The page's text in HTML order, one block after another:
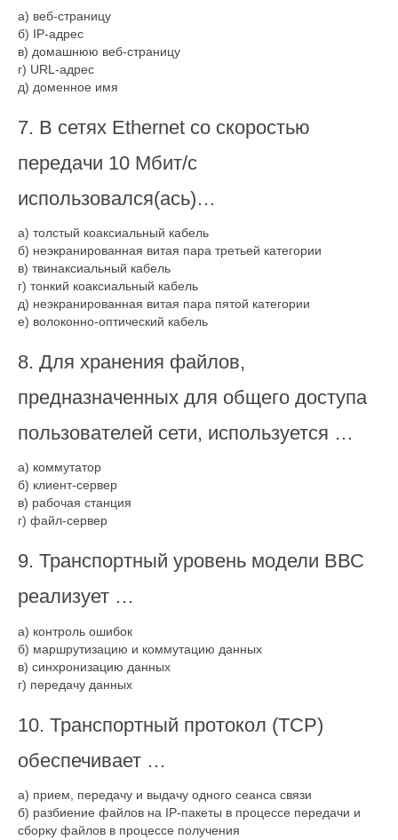
а) веб-страницу
б) IP-адрес
в) домашнюю веб-страницу
г) URL-адрес
д) доменное имя
7. В сетях Ethernet со скоростью
передачи 10 Мбит/с
использовался(ась)…
а) толстый коаксиальный кабель
б) неэкранированная витая пара третьей категории
в) твинаксиальный кабель
г) тонкий коаксиальный кабель
д) неэкранированная витая пара пятой категории
е) волоконно-оптический кабель
8. Для хранения файлов,
предназначенных для общего доступа
пользователей сети, используется …
а) коммутатор
б) клиент-сервер
в) рабочая станция
г) файл-сервер
9. Транспортный уровень модели ВВС
реализует …
а) контроль ошибок
б) маршрутизацию и коммутацию данных
в) синхронизацию данных
г) передачу данных
10. Транспортный протокол (TCP)
обеспечивает …
а) прием, передачу и выдачу одного сеанса связи
б) разбиение файлов на IP-пакеты в процессе передачи и
сборку файлов в процессе получения